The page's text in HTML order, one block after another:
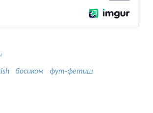
босиком фут-фетиш